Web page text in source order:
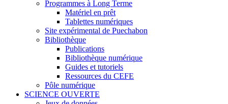
Programmes à Long Terme
Matériel en prêt
Tablettes numériques
Site expérimental de Puechabon
Bibliothèque
Publications
Bibliothèque numérique
Guides et tutoriels
Ressources du CEFE
Pôle numérique
SCIENCE OUVERTE